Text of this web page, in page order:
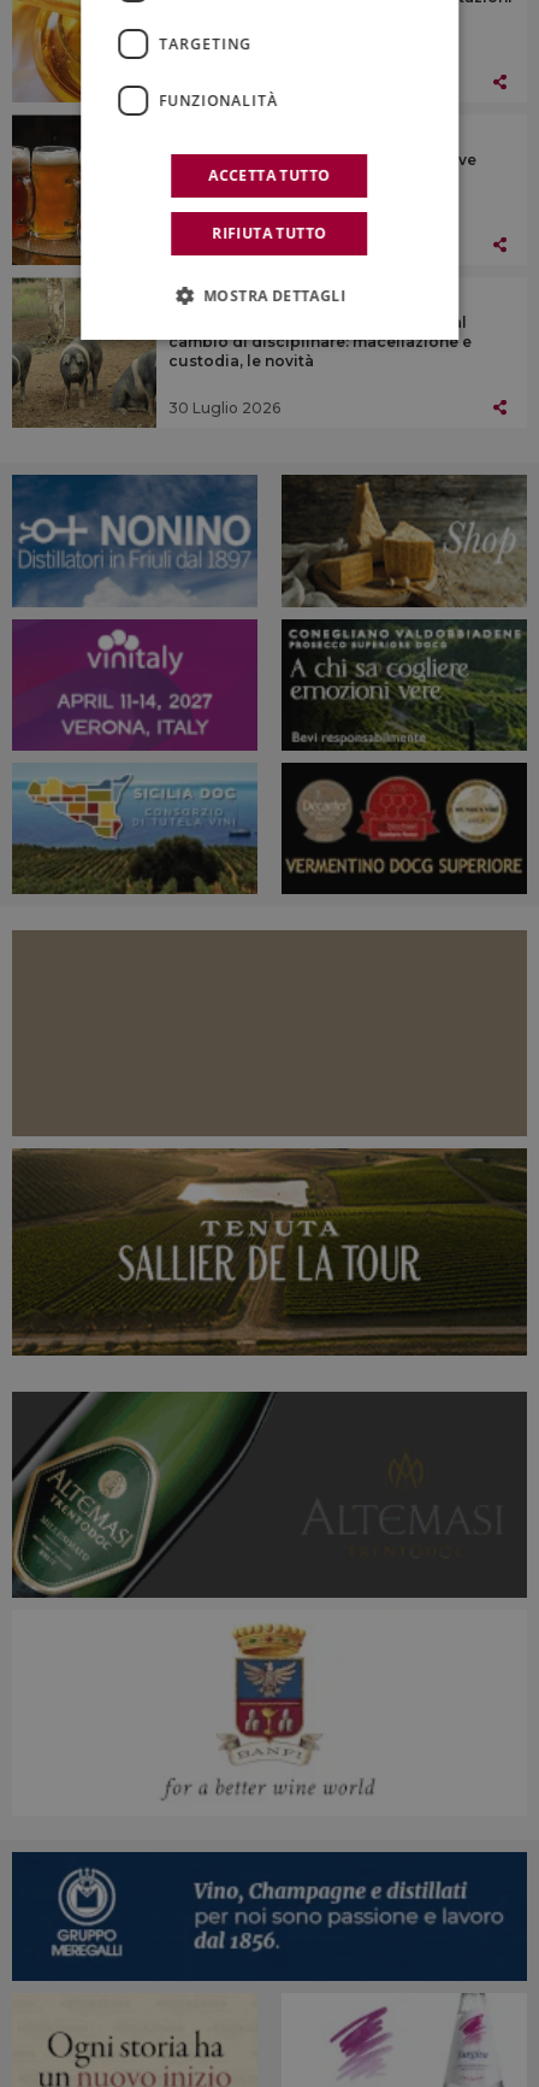
Birra, tra resilienza del mercato e nuove
sfide per il futuro del settore
30 Luglio 2026
NON SOLO VINO
Cinta Senese Dop, l’ok del Ministero al
cambio di disciplinare: macellazione e
custodia, le novità
30 Luglio 2026
TARGETING
FUNZIONALITÀ
ACCETTA TUTTO
RIFIUTA TUTTO
MOSTRA DETTAGLI